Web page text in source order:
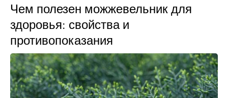
Чем полезен можжевельник для
здоровья: свойства и
противопоказания